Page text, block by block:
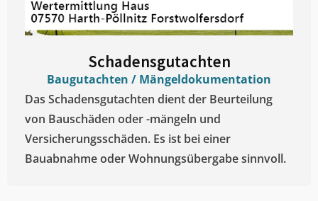
Schadensgutachten
Baugutachten / Mängeldokumentation
Das Schadensgutachten dient der Beurteilung
von Bauschäden oder -mängeln und
Versicherungsschäden. Es ist bei einer
Bauabnahme oder Wohnungsübergabe sinnvoll.